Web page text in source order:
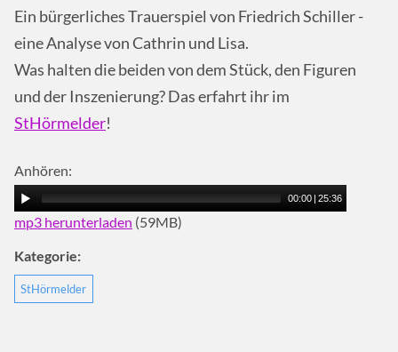
Ein bürgerliches Trauerspiel von Friedrich Schiller -
eine Analyse von Cathrin und Lisa.
Was halten die beiden von dem Stück, den Figuren
und der Inszenierung? Das erfahrt ihr im
StHörmelder!
Anhören:
00:00 | 25:36
mp3 herunterladen (59MB)
Kategorie:
StHörmelder